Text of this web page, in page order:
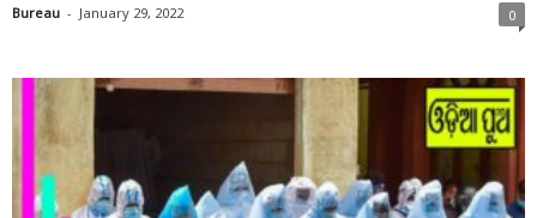
Bureau - January 29, 2022 0